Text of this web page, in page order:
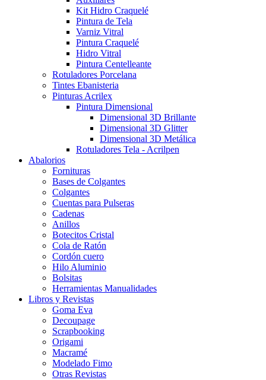
Kit Hidro Craquelé
Pintura de Tela
Varniz Vitral
Pintura Craquelé
Hidro Vitral
Pintura Centelleante
Rotuladores Porcelana
Tintes Ebanisteria
Pinturas Acrilex
Pintura Dimensional
Dimensional 3D Brillante
Dimensional 3D Glitter
Dimensional 3D Metálica
Rotuladores Tela - Acrilpen
Abalorios
Fornituras
Bases de Colgantes
Colgantes
Cuentas para Pulseras
Cadenas
Anillos
Botecitos Cristal
Cola de Ratón
Cordón cuero
Hilo Aluminio
Bolsitas
Herramientas Manualidades
Libros y Revistas
Goma Eva
Decoupage
Scrapbooking
Origami
Macramé
Modelado Fimo
Otras Revistas